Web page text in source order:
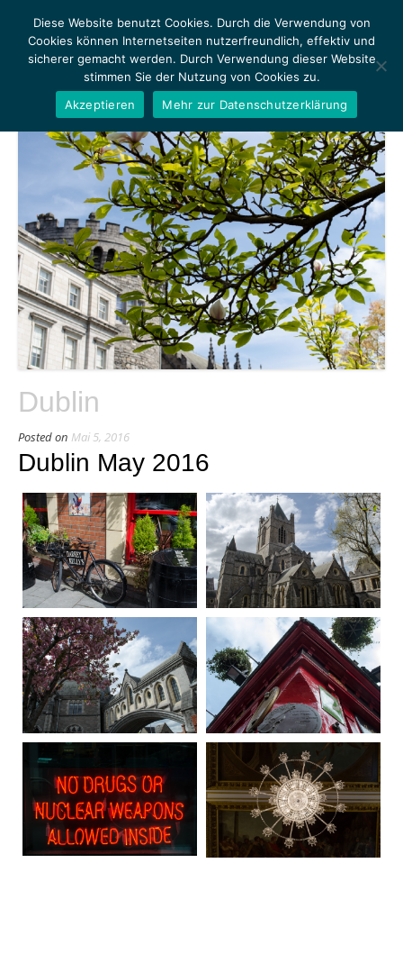
MENU
Dublin
Posted on Mai 5, 2016
Dublin May 2016
Diese Website benutzt Cookies. Durch die Verwendung von
Cookies können Internetseiten nutzerfreundlich, effektiv und
sicherer gemacht werden. Durch Verwendung dieser Website
stimmen Sie der Nutzung von Cookies zu.
Akzeptieren
Mehr zur Datenschutzerklärung